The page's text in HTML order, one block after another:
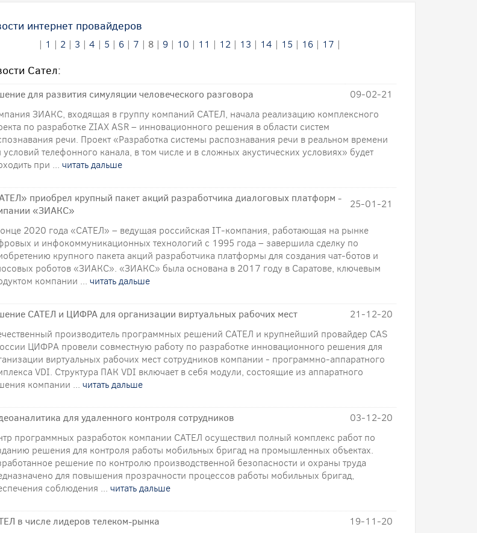
интернет провайдеров
| 1 | 2 | 3 | 4 | 5 | 6 | 7 | 8 | 9 | 10 | 11 | 12 | 13 | 14 | 15 | 16 | 17 |
Сател:
для развития симуляции человеческого разговора
09-02-21
ЗИАКС, входящая в группу компаний САТЕЛ, начала реализацию комплексного
по разработке ZIAX ASR – инновационного решения в области систем
речи. Проект «Разработка системы распознавания речи в реальном времени
условий телефонного канала, в том числе и в сложных акустических условиях» будет
при ... читать дальше
приобрел крупный пакет акций разработчика диалоговых платформ -
«ЗИАКС»
25-01-21
2020 года «САТЕЛ» – ведущая российская IT-компания, работающая на рынке
и инфокоммуникационных технологий с 1995 года – завершила сделку по
крупного пакета акций разработчика платформы для создания чат-ботов и
роботов «ЗИАКС». «ЗИАКС» была основана в 2017 году в Саратове, ключевым
компании ... читать дальше
САТЕЛ и ЦИФРА для организации виртуальных рабочих мест
21-12-20
производитель программных решений САТЕЛ и крупнейший провайдер CAS
ЦИФРА провели совместную работу по разработке инновационного решения для
виртуальных рабочих мест сотрудников компании - программно-аппаратного
VDI. Структура ПАК VDI включает в себя модули, состоящие из аппаратного
компании ... читать дальше
для удаленного контроля сотрудников
03-12-20
программных разработок компании САТЕЛ осуществил полный комплекс работ по
решения для контроля работы мобильных бригад на промышленных объектах.
решение по контролю производственной безопасности и охраны труда
для повышения прозрачности процессов работы мобильных бригад,
соблюдения ... читать дальше
в числе лидеров телеком-рынка
19-11-20